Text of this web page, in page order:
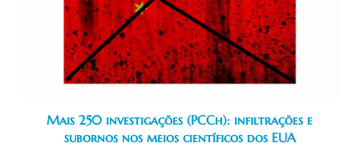
Mais 250 investigações (PCCh): infiltrações e
subornos nos meios científicos dos EUA